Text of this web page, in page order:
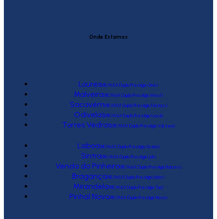
Onde Estamos
Loures(RE/MAX Duplo Prestígio One)
Malveira(RE/MAX Duplo Prestígio West)
Sacavém(RE/MAX Duplo Prestígio Factory)
Odivelas(RE/MAX Duplo Prestígio Local)
Torres Vedras(RE/MAX Duplo Prestígio Várzea)
Lisboa(RE/MAX Duplo Prestígio Action)
Sintra(RE/MAX Duplo Prestígio Link)
Venda do Pinheiro(RE/MAX Duplo Prestígio Raízes)
Bragança(RE/MAX Duplo Prestígio Urbis)
Mirandela(RE/MAX Duplo Prestígio Tua)
Pinhal Novo(RE/MAX Duplo Prestígio Novo)